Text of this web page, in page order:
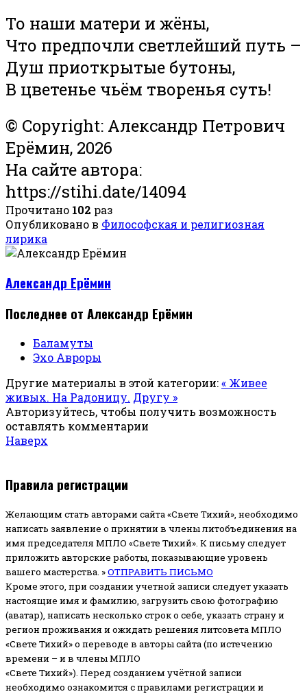
То наши матери и жёны,
Что предпочли светлейший путь –
Душ приоткрытые бутоны,
В цветенье чьём творенья суть!
© Copyright: Александр Петрович
Ерёмин, 2026
На сайте автора:
https://stihi.date/14094
Прочитано 102 раз
Опубликовано в Философская и религиозная
лирика
Александр Ерёмин
Последнее от Александр Ерёмин
Баламуты
Эхо Авроры
Другие материалы в этой категории:« Живее
живых. На Радоницу. Другу »
Авторизуйтесь, чтобы получить возможность
оставлять комментарии
Наверх
Правила регистрации
Желающим стать авторами сайта «Свете Тихий», необходимо
написать заявление о принятии в члены литобъединения на
имя председателя МПЛО «Свете Тихий». К письму следует
приложить авторские работы, показывающие уровень
вашего мастерства. »ОТПРАВИТЬ ПИСЬМО
Кроме этого, при создании учетной записи следует указать
настоящие имя и фамилию, загрузить свою фотографию
(аватар), написать несколько строк о себе, указать страну и
регион проживания и ожидать решения литсовета МПЛО
«Свете Тихий» о переводе в авторы сайта (по истечению
времени – и в члены МПЛО
«Свете Тихий»). Перед созданием учётной записи
необходимо ознакомится с правилами регистрации и